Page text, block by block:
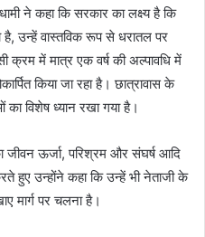
ने कहा कि सरकार का लक्ष्य है कि
है, उन्हें वास्तविक रूप से धरातल पर
क्रम में मात्र एक वर्ष की अल्पावधि में
किया जा रहा है। छात्रावास के
का विशेष ध्यान रखा गया है।
जीवन ऊर्जा, परिश्रम और संघर्ष आदि
हुए उन्होंने कहा कि उन्हें भी नेताजी के
मार्ग पर चलना है।